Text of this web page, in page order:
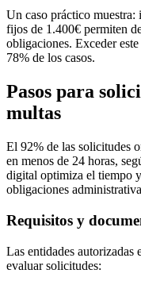
Un caso práctico muestra:
fijos de 1.400€ permiten
obligaciones. Exceder
78% de los casos.
Pasos para
multas
El 92% de las solicitudes
en menos de 24 horas,
digital optimiza el tiempo
obligaciones
Requisitos y
Las entidades autorizadas
evaluar solicitudes: